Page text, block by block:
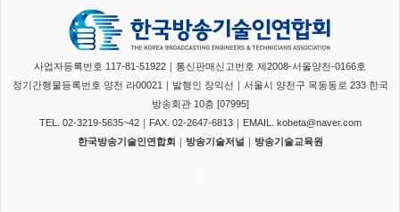
사업자등록번호 117-81-51922｜통신판매신고번호 제2008-서울양천-0166호
정기간행물등록번호 양천 라00021｜발행인 장익선｜서울시 양천구 목동동로 233 한국
방송회관 10층 [07995]
TEL. 02-3219-5635~42｜FAX. 02-2647-6813｜EMAIL. kobeta@naver.com
한국방송기술인연합회 ｜ 방송기술저널 ｜ 방송기술교육원